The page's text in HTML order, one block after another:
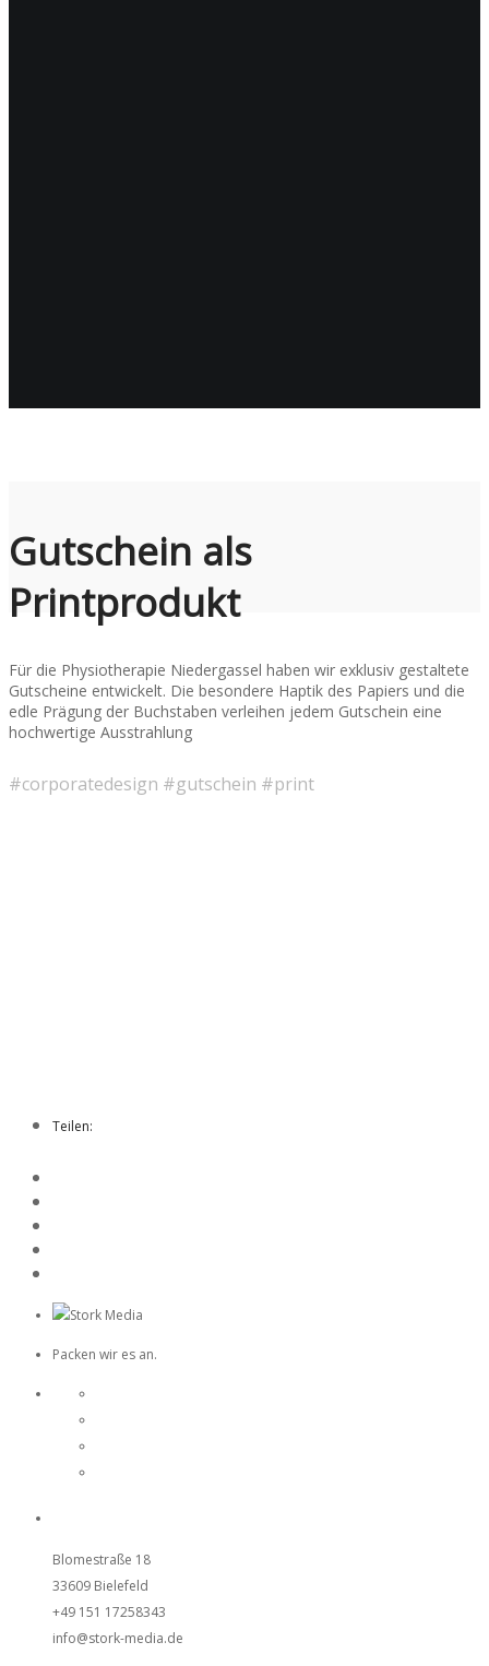
Gutschein als
Printprodukt
Für die Physiotherapie Niedergassel haben wir exklusiv gestaltete
Gutscheine entwickelt. Die besondere Haptik des Papiers und die
edle Prägung der Buchstaben verleihen jedem Gutschein eine
hochwertige Ausstrahlung
#corporatedesign #gutschein #print
Teilen:
Packen wir es an.
Blomestraße 18
33609 Bielefeld
+49 151 17258343
info@stork-media.de